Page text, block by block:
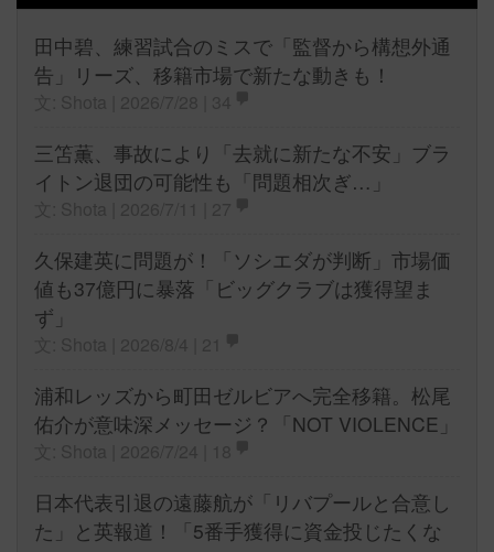
田中碧、練習試合のミスで「監督から構想外通
告」リーズ、移籍市場で新たな動きも！
三笘薫、事故により「去就に新たな不安」ブラ
イトン退団の可能性も「問題相次ぎ…」
久保建英に問題が！「ソシエダが判断」市場価
値も37億円に暴落「ビッグクラブは獲得望ま
ず」
浦和レッズから町田ゼルビアへ完全移籍。松尾
佑介が意味深メッセージ？「NOT VIOLENCE」
日本代表引退の遠藤航が「リバプールと合意し
た」と英報道！「5番手獲得に資金投じたくな